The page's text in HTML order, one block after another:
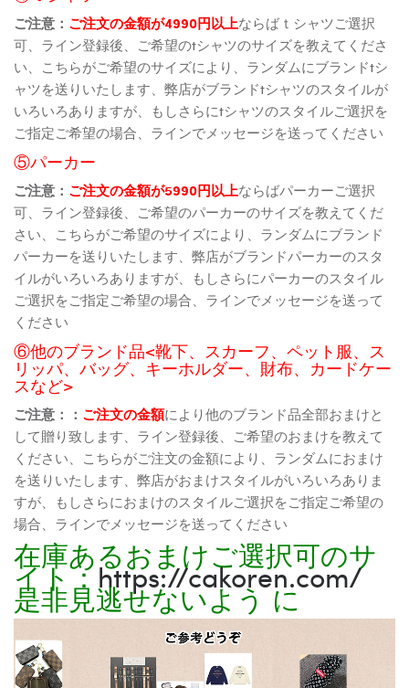
ご注意： ご注文の金額が4990円以上ならばｔシャツご選択
可、ライン登録後、ご希望のtシャツのサイズを教えてくださ
い、こちらがご希望のサイズにより、ランダムにブランドtシ
ャツを送りいたします、弊店がブランドtシャツのスタイルが
いろいろありますが、もしさらにtシャツのスタイルご選択を
ご指定ご希望の場合、ラインでメッセージを送ってください
⑤パーカー
ご注意： ご注文の金額が5990円以上ならばパーカーご選択
可、ライン登録後、ご希望のパーカーのサイズを教えてくだ
さい、こちらがご希望のサイズにより、ランダムにブランド
パーカーを送りいたします、弊店がブランドパーカーのスタ
イルがいろいろありますが、もしさらにパーカーのスタイル
ご選択をご指定ご希望の場合、ラインでメッセージを送って
ください
⑥他のブランド品<靴下、スカーフ、ペット服、ス
リッパ、バッグ、キーホルダー、財布、カードケー
スなど>
ご注意：： ご注文の金額により他のブランド品全部おまけと
して贈り致します、ライン登録後、ご希望のおまけを教えて
ください、こちらがご注文の金額により、ランダムにおまけ
を送りいたします、弊店がおまけスタイルがいろいろありま
すが、もしさらにおまけのスタイルご選択をご指定ご希望の
場合、ラインでメッセージを送ってください
在庫あるおまけご選択可のサ
イト：https://cakoren.com/
是非見逃せないよう に